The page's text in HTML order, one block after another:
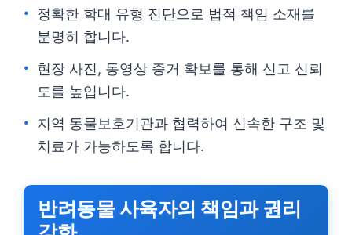
정확한 학대 유형 진단으로 법적 책임 소재를
분명히 합니다.
현장 사진, 동영상 증거 확보를 통해 신고 신뢰
도를 높입니다.
지역 동물보호기관과 협력하여 신속한 구조 및
치료가 가능하도록 합니다.
반려동물 사육자의 책임과 권리